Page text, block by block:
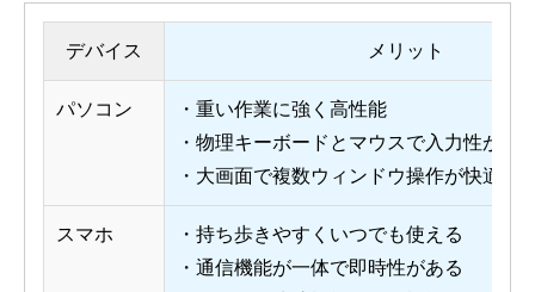
デバイス メリット
パソコン
・重い作業に強く高性能
・物理キーボードとマウスで入力性が高
・大画面で複数ウィンドウ操作が快適
スマホ
・持ち歩きやすくいつでも使える
・通信機能が一体で即時性がある